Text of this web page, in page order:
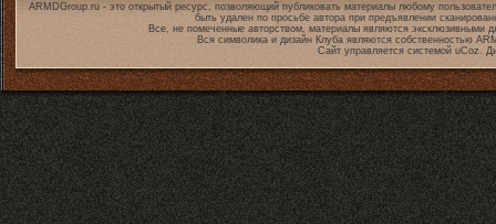
ARMDGroup.ru - это открытый ресурс, позволяющий публиковать материалы любому
быть удален по просьбе автора при предъявлении
Все, не помеченные авторством, материалы являются эксклюзивными
Вся символика и дизайн Клуба являются собственностью
Сайт управляется системой uCoz.